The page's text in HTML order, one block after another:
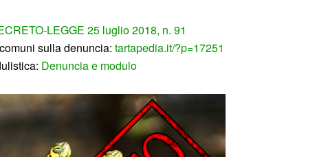
LEGGE 25 luglio 2018, n. 91
sulla denuncia: tartapedia.it/?p=17251
Denuncia e modulo